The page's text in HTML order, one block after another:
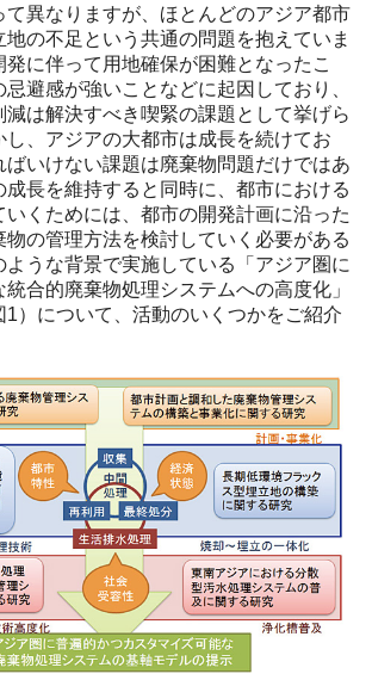
て異なりますが、ほとんどのアジア都市
の不足という共通の問題を抱えていま
に伴って用地確保が困難となったこ
避感が強いことなどに起因しており、
減は解決すべき喫緊の課題として挙げら
し、アジアの大都市は成長を続けてお
ばいけない課題は廃棄物問題だけではあ
成長を維持すると同時に、都市における
くためには、都市の開発計画に沿った
の管理方法を検討していく必要がある
ような背景で実施している「アジア圏に
合的廃棄物処理システムへの高度化」
1）について、活動のいくつかをご紹介